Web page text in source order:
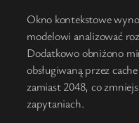
Okno kontekstowe
modelowi analizować
Dodatkowo obniżono
obsługiwaną przez
zamiast 2048, co
zapytaniach.